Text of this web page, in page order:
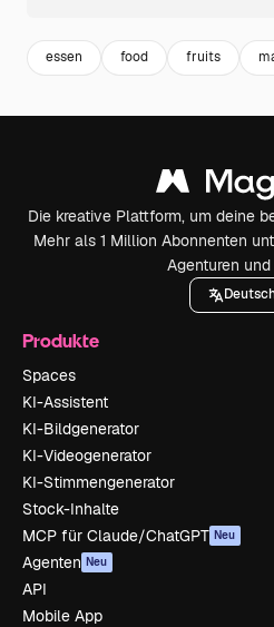
essen food fruits
Die kreative Plattform, um deine
Mehr als 1 Million Abonnenten
Agenturen
Produkte
Spaces
KI-Assistent
KI-Bildgenerator
KI-Videogenerator
KI-Stimmengenerator
Stock-Inhalte
MCP für Claude/ChatGPT Neu
Agenten Neu
API
Mobile App